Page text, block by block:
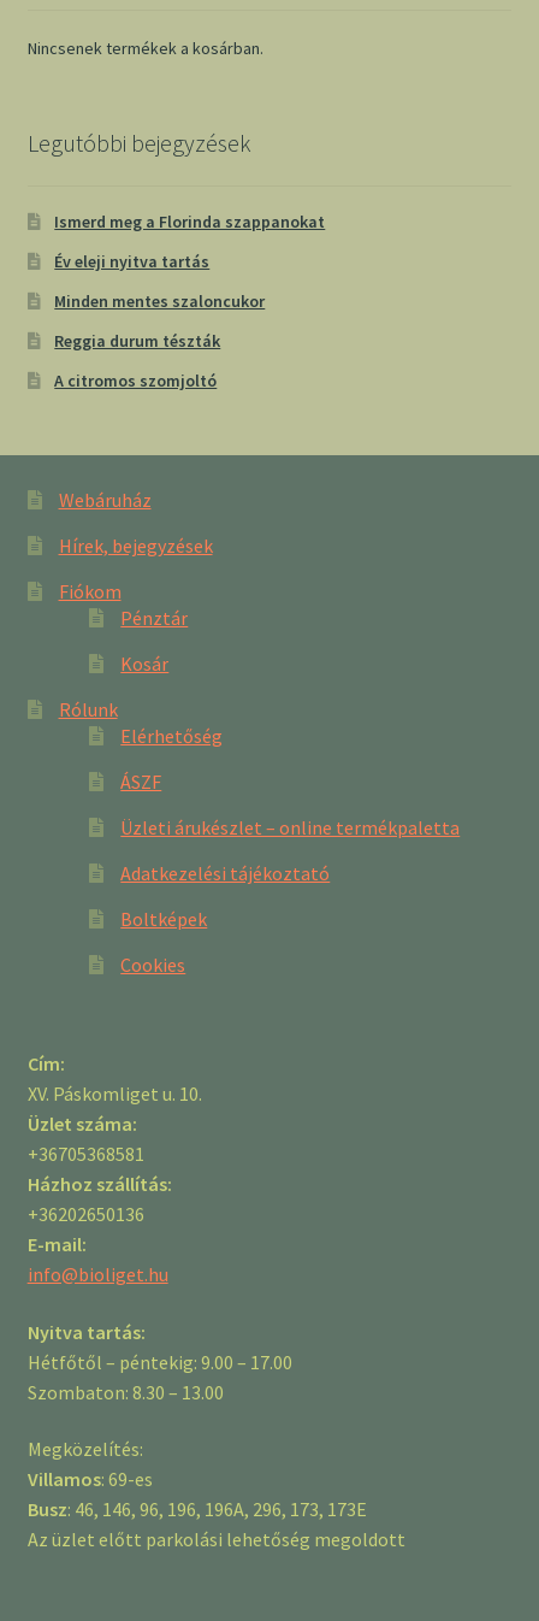
Nincsenek termékek a kosárban.
Legutóbbi bejegyzések
Ismerd meg a Florinda szappanokat
Év eleji nyitva tartás
Minden mentes szaloncukor
Reggia durum tészták
A citromos szomjoltó
Webáruház
Hírek, bejegyzések
Fiókom
Pénztár
Kosár
Rólunk
Elérhetőség
ÁSZF
Üzleti árukészlet – online termékpaletta
Adatkezelési tájékoztató
Boltképek
Cookies
Cím:
XV. Páskomliget u. 10.
Üzlet száma:
+36705368581
Házhoz szállítás:
+36202650136
E-mail:
info@bioliget.hu
Nyitva tartás:
Hétfőtől – péntekig: 9.00 – 17.00
Szombaton: 8.30 – 13.00
Megközelítés:
Villamos: 69-es
Busz: 46, 146, 96, 196, 196A, 296, 173, 173E
Az üzlet előtt parkolási lehetőség megoldott